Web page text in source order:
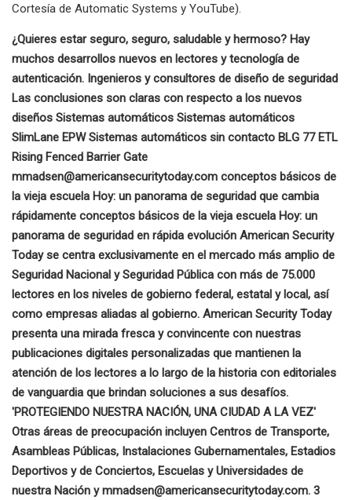
Cortesía de Automatic Systems y YouTube).
¿Quieres estar seguro, seguro, saludable y hermoso? Hay
muchos desarrollos nuevos en lectores y tecnología de
autenticación. Ingenieros y consultores de diseño de seguridad
Las conclusiones son claras con respecto a los nuevos
diseños Sistemas automáticos Sistemas automáticos
SlimLane EPW Sistemas automáticos sin contacto BLG 77 ETL
Rising Fenced Barrier Gate
mmadsen@americansecuritytoday.com conceptos básicos de
la vieja escuela Hoy: un panorama de seguridad que cambia
rápidamente conceptos básicos de la vieja escuela Hoy: un
panorama de seguridad en rápida evolución American Security
Today se centra exclusivamente en el mercado más amplio de
Seguridad Nacional y Seguridad Pública con más de 75.000
lectores en los niveles de gobierno federal, estatal y local, así
como empresas aliadas al gobierno. American Security Today
presenta una mirada fresca y convincente con nuestras
publicaciones digitales personalizadas que mantienen la
atención de los lectores a lo largo de la historia con editoriales
de vanguardia que brindan soluciones a sus desafíos.
'PROTEGIENDO NUESTRA NACIÓN, UNA CIUDAD A LA VEZ'
Otras áreas de preocupación incluyen Centros de Transporte,
Asambleas Públicas, Instalaciones Gubernamentales, Estadios
Deportivos y de Conciertos, Escuelas y Universidades de
nuestra Nación ymmadsen@americansecuritytoday.com. 3